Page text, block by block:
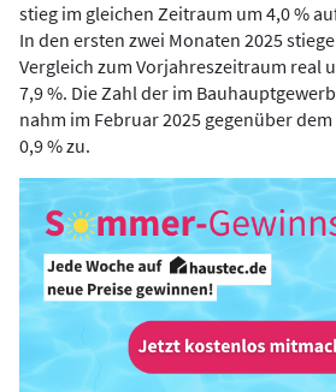
stieg im gleichen Zeitraum um 4,0 %
In den ersten zwei Monaten 2025
Vergleich zum Vorjahreszeitraum real
7,9 %. Die Zahl der im
nahm im Februar 2025 gegenüber
0,9 % zu.